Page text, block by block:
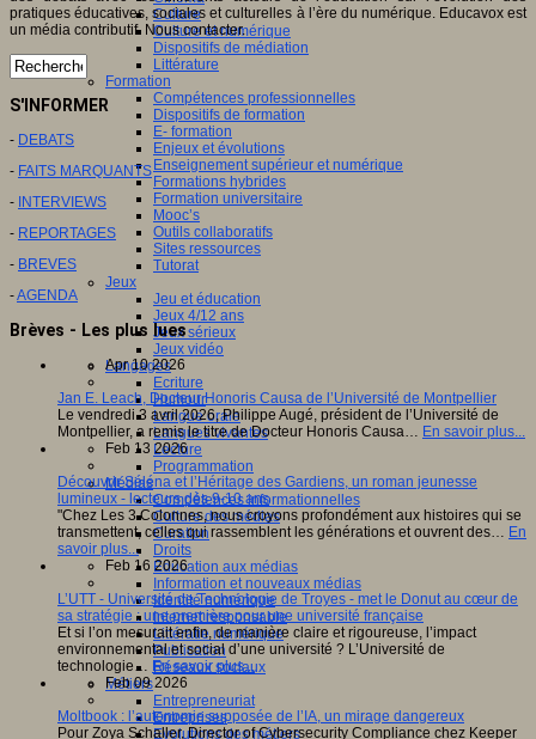
Culture
Culture et numérique
Dispositifs de médiation
Littérature
Formation
Compétences professionnelles
Dispositifs de formation
E- formation
Enjeux et évolutions
Enseignement supérieur et numérique
Formations hybrides
Formation universitaire
Mooc’s
Outils collaboratifs
Sites ressources
Tutorat
Jeux
Jeu et éducation
Jeux 4/12 ans
Jeux sérieux
Jeux vidéo
Langages
Ecriture
Humour
Langue orale
Langues vivantes
Lecture
Programmation
Médias
Compétences informationnelles
Culture des médias
Curation
Droits
Education aux médias
Information et nouveaux médias
Identité numérique
Internet responsable
Littératie numérique
Publication
Réseaux sociaux
Métiers
Entrepreneuriat
Entreprises
Evolutions des métiers
pratiques éducatives, sociales et culturelles à l’ère du numérique. Educavox est
un média contributif. Nous contacter.
S'INFORMER
- DEBATS
- FAITS MARQUANTS
- INTERVIEWS
- REPORTAGES
- BREVES
-AGENDA
Brèves - Les plus lues
Apr 10 2026
Jan E. Leach, Docteur Honoris Causa de l’Université de Montpellier
Le vendredi 3 avril 2026, Philippe Augé, président de l’Université de
Montpellier, a remis le titre de Docteur Honoris Causa… En savoir plus...
Feb 13 2026
Découvrir Séléna et l’Héritage des Gardiens, un roman jeunesse
lumineux - lecteurs dès 9-10 ans
"Chez Les 3 Colonnes, nous croyons profondément aux histoires qui se
transmettent, celles qui rassemblent les générations et ouvrent des… En
savoir plus...
Feb 16 2026
L’UTT - Université de Technologie de Troyes - met le Donut au cœur de
sa stratégie : une première pour une université française
Et si l’on mesurait enfin, de manière claire et rigoureuse, l’impact
environnemental et social d’une université ? L’Université de
technologie… En savoir plus...
Feb 09 2026
Moltbook : l’autonomie supposée de l’IA, un mirage dangereux
Pour Zoya Schaller, Director of Cybersecurity Compliance chez Keeper